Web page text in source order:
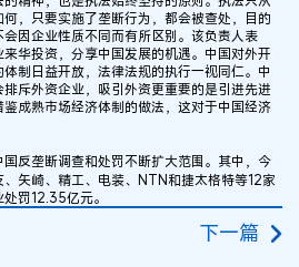
，只要实施了垄断行为，都会被查处，目的
因企业性质不同而有所区别。该负责人表
华投资，分享中国发展的机遇。中国对外开
制日益开放，法律法规的执行一视同仁。中
斥外资企业，吸引外资更重要的是引进先进
成熟市场经济体制的做法，这对于中国经济
反垄断调查和处罚不断扩大范围。其中，今
矢崎、精工、电装、NTN和捷太格特等12家
罚12.35亿元。
下一篇